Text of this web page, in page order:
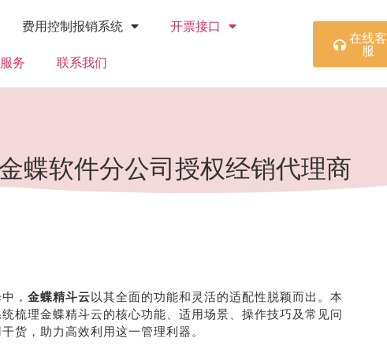
费用控制报销系统 开票接口
服务 联系我们
在线客
服
蝶软件分公司授权经销代理商
， 金蝶精斗云以其全面的功能和灵活的适配性脱颖而出。本
梳理金蝶精斗云的核心功能、适用场景、操作技巧及常见问
货，助力高效利用这一管理利器。